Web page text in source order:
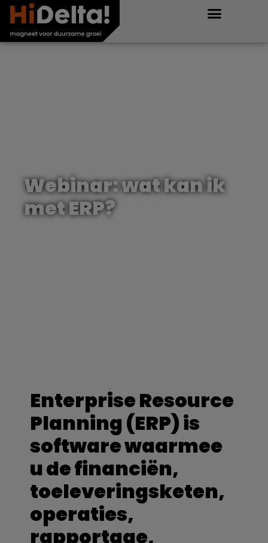
Webinar: wat kan ik
met ERP?
Enterprise Resource
Planning (ERP) is
software waarmee
u de financiën,
toeleveringsketen,
operaties,
rapportage,